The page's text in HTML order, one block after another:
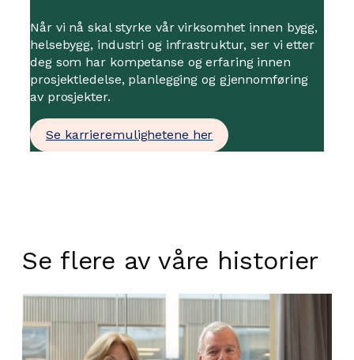
Når vi nå skal styrke vår virksomhet innen bygg,
helsebygg, industri og infrastruktur, ser vi etter
deg som har kompetanse og erfaring innen
prosjektledelse, planlegging og gjennomføring
av prosjekter.
Se karrieremulighetene her
Se flere av våre historier